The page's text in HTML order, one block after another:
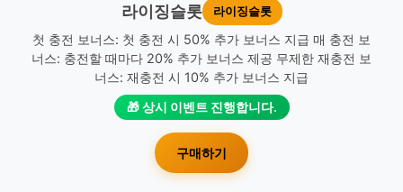
라이징슬롯 라이징슬롯
첫 충전 보너스: 첫 충전 시 50% 추가 보너스 지급 매 충전 보
너스: 충전할 때마다 20% 추가 보너스 제공 무제한 재충전 보
너스: 재충전 시 10% 추가 보너스 지급
🎁 상시 이벤트 진행합니다.
구매하기